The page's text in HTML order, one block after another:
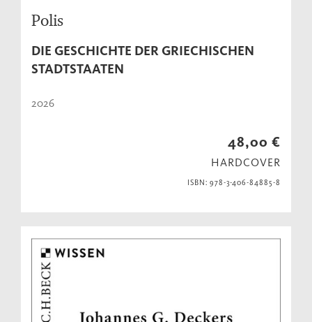
Polis
DIE GESCHICHTE DER GRIECHISCHEN
STADTSTAATEN
2026
48,00 €
HARDCOVER
ISBN: 978-3-406-84885-8